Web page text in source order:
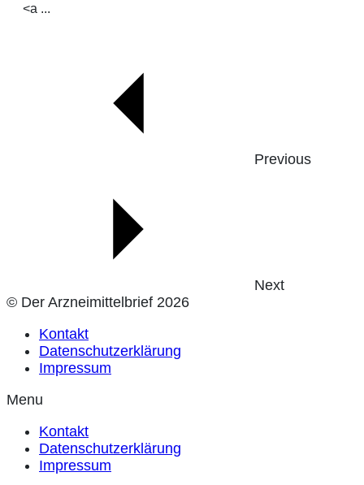
<a ...
Previous
Next
© Der Arzneimittelbrief 2026
Kontakt
Datenschutzerklärung
Impressum
Menu
Kontakt
Datenschutzerklärung
Impressum